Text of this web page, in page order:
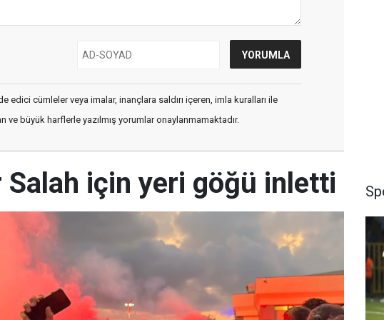
edici cümleler veya imalar, inançlara saldırı içeren, imla kuralları ile
ve büyük harflerle yazılmış yorumlar onaylanmamaktadır.
için yeri göğü inletti